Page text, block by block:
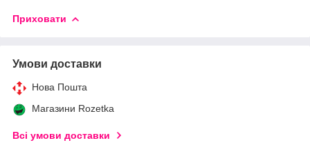
Приховати
Умови доставки
Нова Пошта
Магазини Rozetka
Всі умови доставки